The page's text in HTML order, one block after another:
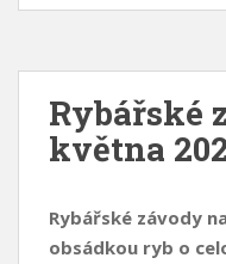
Rybářské
května
Rybářské závody
obsádkou ryb o